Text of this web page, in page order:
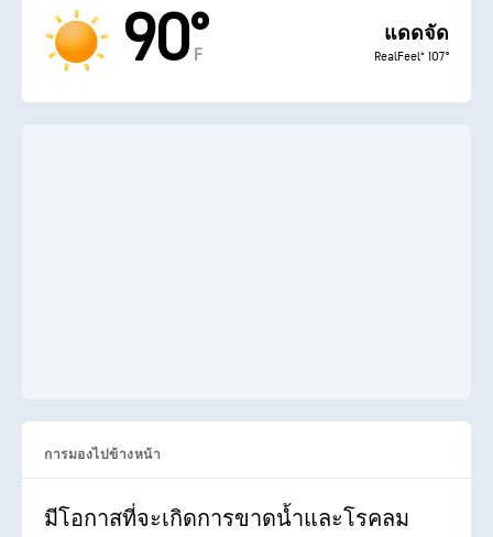
90°
F
แดดจัด
RealFeel® 107°
การมองไปข้างหน้า
มีโอกาสที่จะเกิดการขาดน้ำและโรคลม